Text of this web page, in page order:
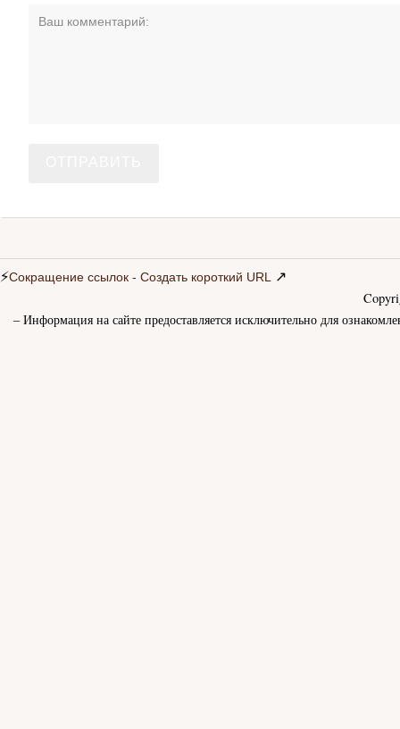
⚡Сокращение ссылок - Создать короткий URL ↗
– Информация на сайте предоставляется исключительно для